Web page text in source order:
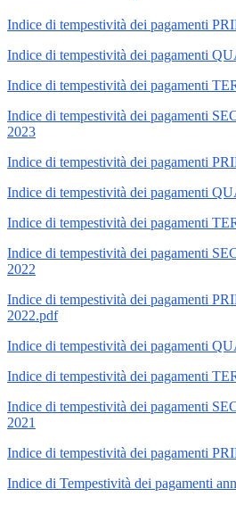
Indice di tempestività dei pagamenti
Indice di tempestività dei pagamenti
Indice di tempestività dei pagamenti
Indice di tempestività dei pagamenti
2023
Indice di tempestività dei pagamenti
Indice di tempestività dei pagamenti
Indice di tempestività dei pagamenti
Indice di tempestività dei pagamenti
2022
Indice di tempestività dei pagamenti
2022.pdf
Indice di tempestività dei pagamenti
Indice di tempestività dei pagamenti
Indice di tempestività dei pagamenti
2021
Indice di tempestività dei pagamenti
Indice di Tempestività dei pagamenti